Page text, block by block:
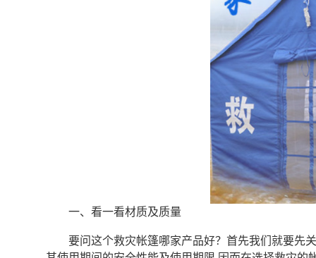
一、看一看材质及质量
要问这个救灾帐篷哪家产品好？首先我们就要先